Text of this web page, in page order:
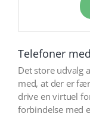
Telefoner
Det store udvalg
med, at der er
drive en virtuel
forbindelse med